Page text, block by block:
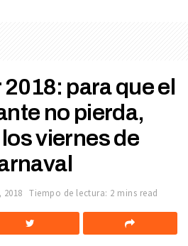
para que el
no pierda,
viernes de
2018 Tiempo de lectura: 2 mins read